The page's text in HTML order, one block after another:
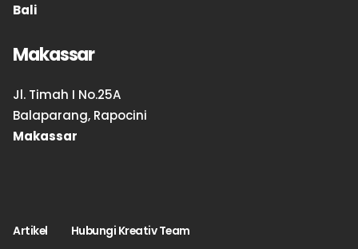
Bali
Makassar
Jl. Timah I No.25A
Balaparang, Rapocini
Makassar
Artikel Hubungi Kreativ Team